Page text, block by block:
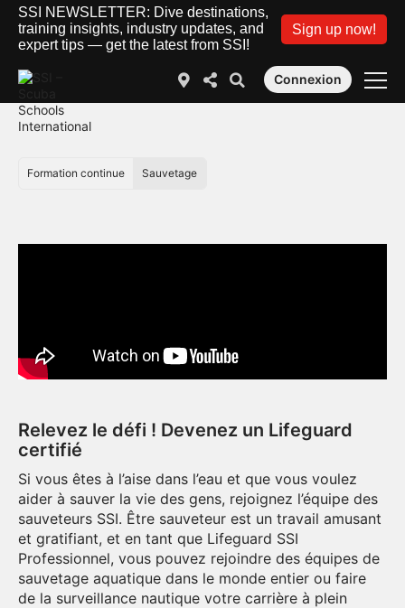
SSI NEWSLETTER: Dive destinations,
training insights, industry updates, and
expert tips — get the latest from SSI!
Sign up now!
Connexion
Formation continue Sauvetage
Relevez le défi ! Devenez un Lifeguard
certifié
Si vous êtes à l’aise dans l’eau et que vous voulez
aider à sauver la vie des gens, rejoignez l’équipe des
sauveteurs SSI. Être sauveteur est un travail amusant
et gratifiant, et en tant que Lifeguard SSI
Professionnel, vous pouvez rejoindre des équipes de
sauvetage aquatique dans le monde entier ou faire
de la surveillance nautique votre carrière à plein